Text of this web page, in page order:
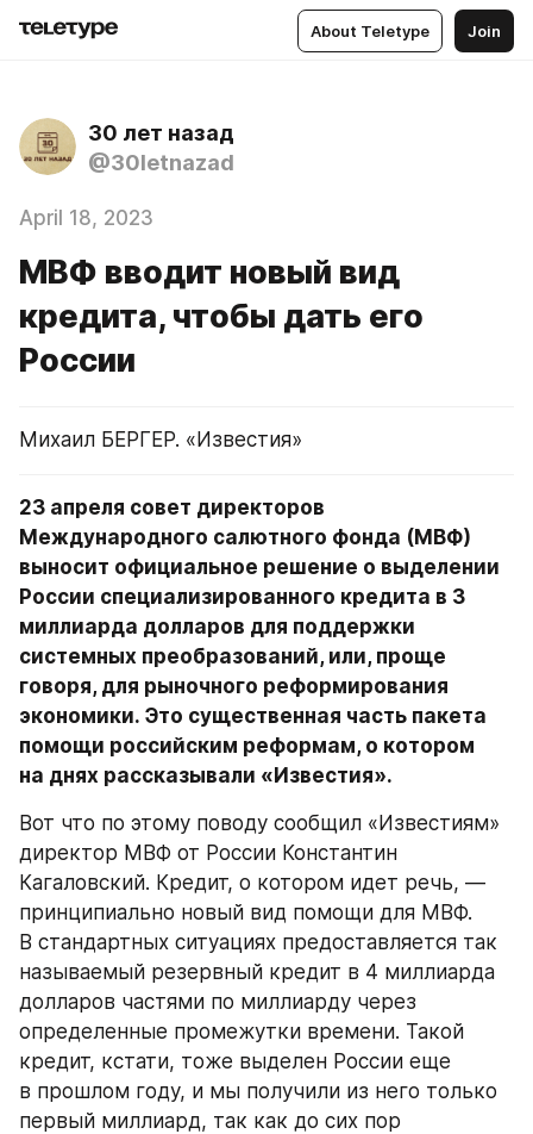
About Teletype Join
30 лет назад
@30letnazad
April 18, 2023
МВФ вводит новый вид
кредита, чтобы дать его
России
Михаил БЕРГЕР. «Известия»
23 апреля совет директоров
Международного салютного фонда (МВФ)
выносит официальное решение о выделении
России специализированного кредита в 3
миллиарда долларов для поддержки
системных преобразований, или, проще
говоря, для рыночного реформирования
экономики. Это существенная часть пакета
помощи российским реформам, о котором
на днях рассказывали «Известия».
Вот что по этому поводу сообщил «Известиям»
директор МВФ от России Константин
Кагаловский. Кредит, о котором идет речь, —
принципиально новый вид помощи для МВФ.
В стандартных ситуациях предоставляется так
называемый резервный кредит в 4 миллиарда
долларов частями по миллиарду через
определенные промежутки времени. Такой
кредит, кстати, тоже выделен России еще
в прошлом году, и мы получили из него только
первый миллиард, так как до сих пор